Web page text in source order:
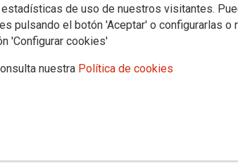
de uso de nuestros visitantes.
pulsando el botón 'Aceptar' o configurarlas o
'Configurar cookies'
nuestra Política de cookies
de Justicia
definitiva de admitidos/as y excluidos/as del
de Gestión Procesal y Administrativa de la
de 24 de marzo